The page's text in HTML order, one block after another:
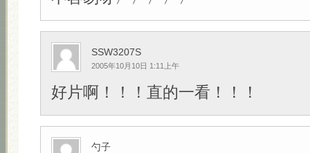
SSW3207S
2005年10月10日 1:11上午
好片啊！！！直的一看！！！
勺子